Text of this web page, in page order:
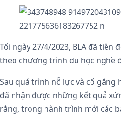
Tối ngày 27/4/2023, BLA đã tiễn
theo chương trình du học nghề
Sau quá trình nỗ lực và cố gắng
đã nhận được những kết quả
rằng, trong hành trình mới các